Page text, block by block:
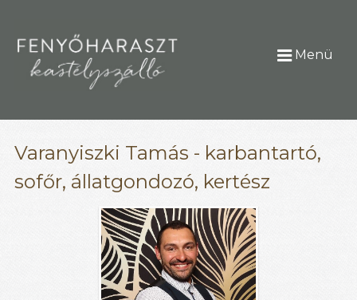
Menü
Varanyiszki Tamás - karbantartó,
sofőr, állatgondozó, kertész